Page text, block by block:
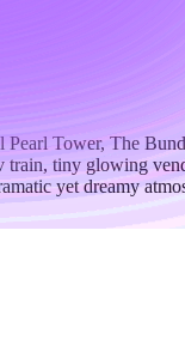
Pearl Tower, The
train, tiny glowing
yet dreamy